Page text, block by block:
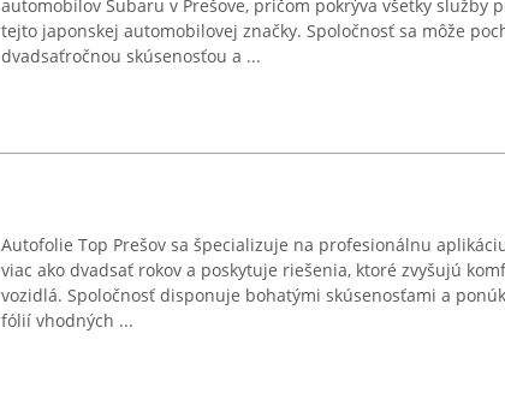
automobilov Subaru v Prešove, pričom pokrýva všetky služby
tejto japonskej automobilovej značky. Spoločnosť sa môže
dvadsaťročnou skúsenosťou a ...
Autofolie Top Prešov sa špecializuje na profesionálnu
viac ako dvadsať rokov a poskytuje riešenia, ktoré zvyšujú
vozidlá. Spoločnosť disponuje bohatými skúsenosťami a
fólií vhodných ...